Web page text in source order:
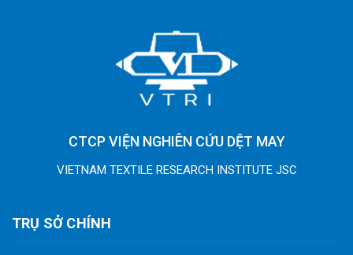
CTCP VIỆN NGHIÊN CỨU DỆT MAY
VIETNAM TEXTILE RESEARCH INSTITUTE JSC
TRỤ SỞ CHÍNH